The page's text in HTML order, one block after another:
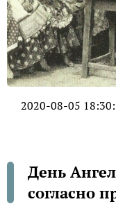
2020-08-05
День
согласно